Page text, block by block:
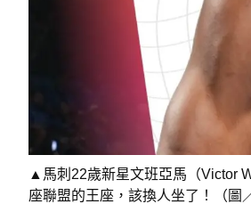
▲馬刺22歲新星文班亞馬（Victor
座聯盟的王座，該換人坐了！（圖